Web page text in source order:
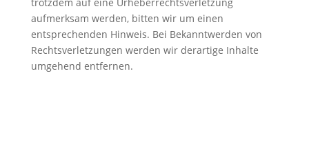
aufmerksam werden, bitten wir um einen
entsprechenden Hinweis. Bei Bekanntwerden von
Rechtsverletzungen werden wir derartige Inhalte
umgehend entfernen.